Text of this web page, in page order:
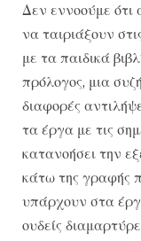
Δεν εννοούμε
να ταιριάξουν
με τα παιδικά
πρόλογος, μια
διαφορές
τα έργα με τις
κατανοήσει την
κάτω της γραφής
υπάρχουν στα
ουδείς